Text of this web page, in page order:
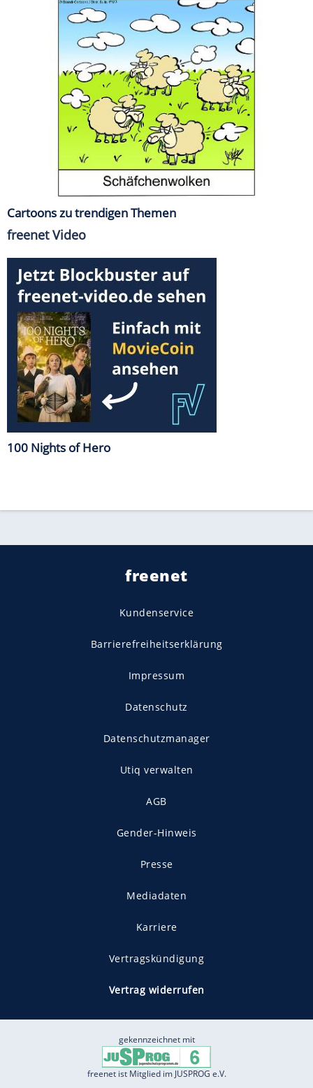
Cartoons zu trendigen Themen
freenet Video
100 Nights of Hero
freenet
Kundenservice
Barrierefreiheitserklärung
Impressum
Datenschutz
Datenschutzmanager
Utiq verwalten
AGB
Gender-Hinweis
Presse
Mediadaten
Karriere
Vertragskündigung
Vertrag widerrufen
gekennzeichnet mit
freenet ist Mitglied im JUSPROG e.V.